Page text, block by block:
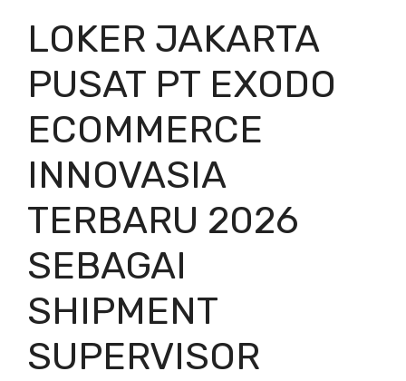
LOKER JAKARTA
PUSAT PT EXODO
ECOMMERCE
INNOVASIA
TERBARU 2026
SEBAGAI
SHIPMENT
SUPERVISOR